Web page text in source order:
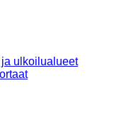
ulkoilualueet